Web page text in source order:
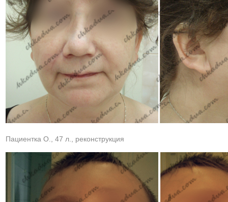
Пациентка О., 47 л., реконструкция